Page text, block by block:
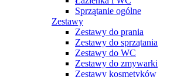
Sprzątanie ogólne
Zestawy
Zestawy do prania
Zestawy do sprzątania
Zestawy do WC
Zestawy do zmywarki
Zestawy kosmetyków